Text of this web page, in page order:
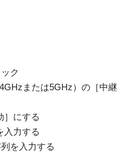
ク
または5GHz）の［中継
にする
力する
を入力する